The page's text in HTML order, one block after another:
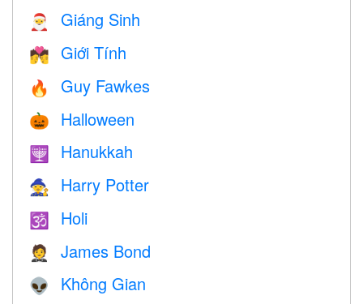
🎅 Giáng Sinh
💏 Giới Tính
🔥 Guy Fawkes
🎃 Halloween
🕎 Hanukkah
🧙 Harry Potter
🕉 Holi
🤵 James Bond
👽 Không Gian